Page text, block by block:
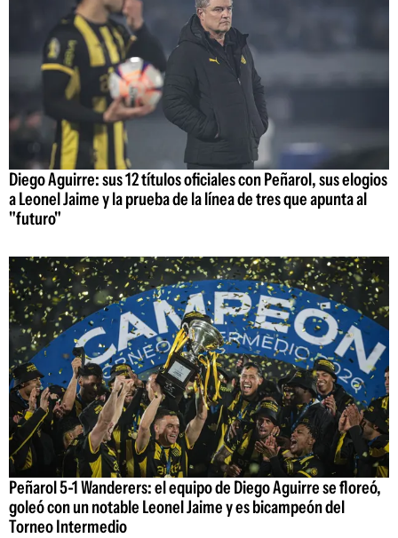
Diego Aguirre: sus 12 títulos oficiales con Peñarol, sus elogios
a Leonel Jaime y la prueba de la línea de tres que apunta al
"futuro"
Peñarol 5-1 Wanderers: el equipo de Diego Aguirre se floreó,
goleó con un notable Leonel Jaime y es bicampeón del
Torneo Intermedio